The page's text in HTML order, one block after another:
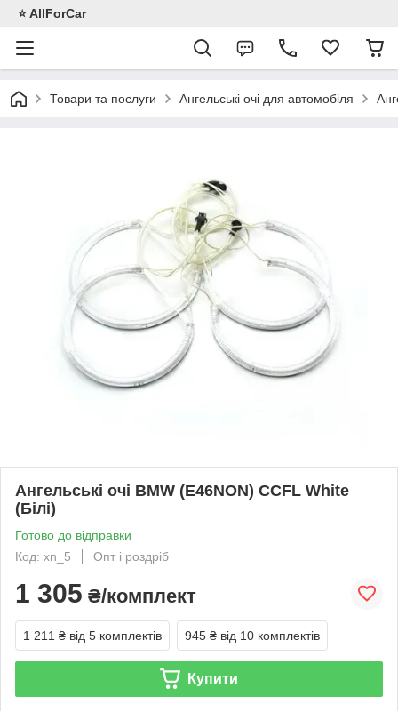
⭐️ AllForCar
Товари та послуги Ангельські очі для автомобіля
Ангельські очі BMW (E46NON) CCFL White
(Білі)
Готово до відправки
Код: xn_5
Опт і роздріб
1 305 ₴/комплект
1 211 ₴ від 5 комплектів 945 ₴ від 10 комплектів
Купити